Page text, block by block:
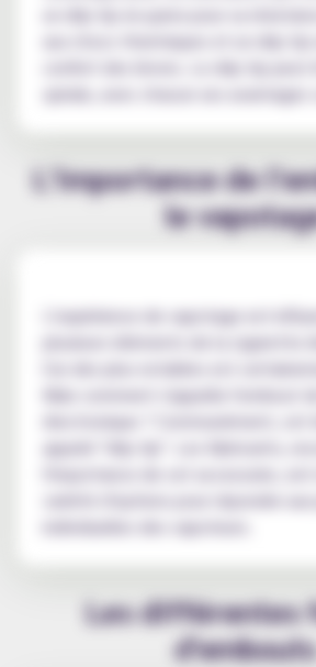
aux chocs thermiques et un drip tip
confort des lèvres. Le drip tip peut
spirale, avec chacun ses avantages
L'importance de
le
L'expérience de vapotage est
plusieurs éléments de la cigarette
Mais comment s'appelle l'embout
électronique ? Communément, cet
appelé "drip tip". Les fabricants,
l'importance de cet accessoire, ont
individuelles des vapoteurs.
Les différentes
d'embouts